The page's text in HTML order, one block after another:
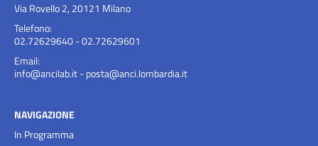
Via Rovello 2, 20121 Milano
Telefono:
02.72629640 - 02.72629601
Email:
info@ancilab.it- posta@anci.lombardia.it
NAVIGAZIONE
In Programma